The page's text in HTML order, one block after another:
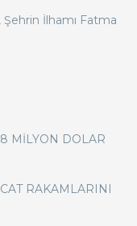
Şehrin İlhamı Fatma
MİLYON DOLAR
RAKAMLARINI